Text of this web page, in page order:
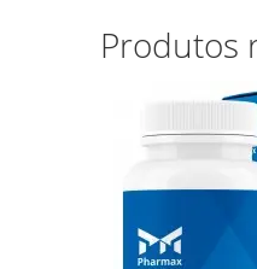
Produtos